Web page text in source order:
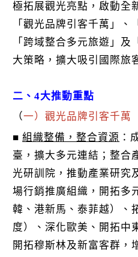
極拓展觀光亮點，啟動全
「觀光品牌引客千萬」、
「跨域整合多元旅遊」
大策略，擴大吸引國際旅
二、4大推動重點
（一）觀光品牌引客千萬
■組織整備，整合資源 ：
臺，擴大多元連結；整合
光研訓院，推動產業研究
場行銷推廣組織，開拓多
韓、港新馬、泰菲越）、
度）、深化歐美、開拓中
開拓穆斯林及新富客群，